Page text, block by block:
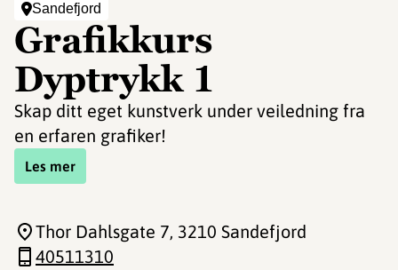
Sandefjord
Grafikkurs
Dyptrykk 1
Skap ditt eget kunstverk under veiledning fra
en erfaren grafiker!
Les mer
Thor Dahlsgate 7, 3210 Sandefjord
40511310